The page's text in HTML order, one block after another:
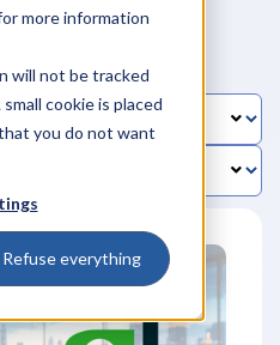
more information
will not be tracked
cookie is placed
you do not want
Refuse everything